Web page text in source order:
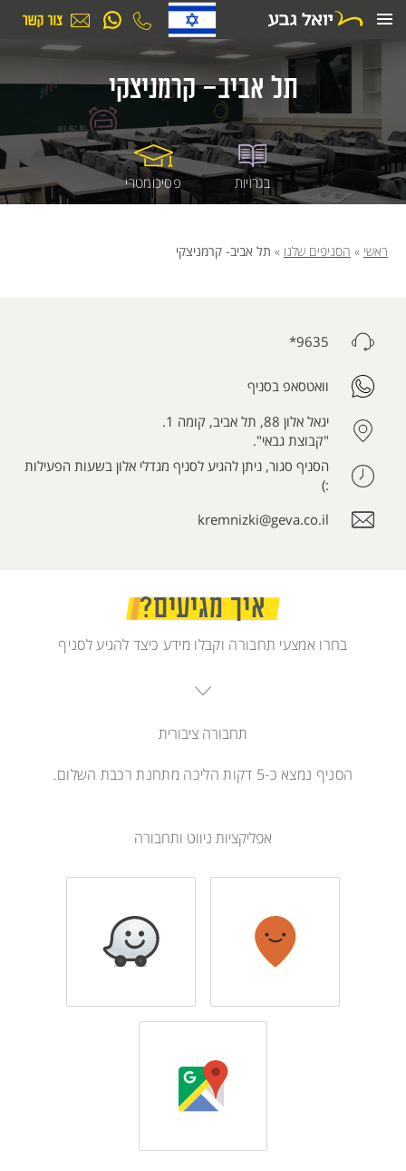
לתוכן
תל אביב- קרמניצקי
בגרויות פסיכומטרי
ראשי » הסניפים שלנו » תל אביב- קרמניצקי
9635*
וואטסאפ בסניף
יגאל אלון 88, תל אביב, קומה 1.
"קבוצת גבאי".
הסניף סגור, ניתן להגיע לסניף מגדלי אלון בשעות הפעילות
:)
kremnizki@geva.co.il
איך מגיעים?
בחרו אמצעי תחבורה וקבלו מידע כיצד להגיע לסניף
תחבורה ציבורית
הסניף נמצא כ-5 דקות הליכה מתחנת רכבת השלום.
אפליקציות ניווט ותחבורה